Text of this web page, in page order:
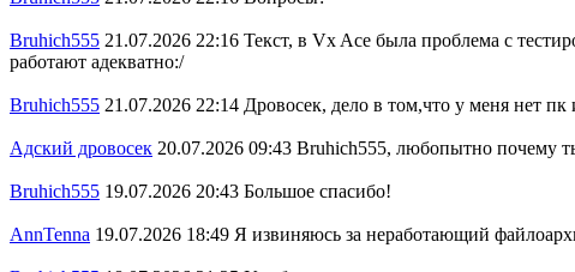
Bruhich555 21.07.2026 22:16 Текст, в Vx Ace была проблема с
работают адекватно:/
Bruhich555 21.07.2026 22:14 Дровосек, дело в том,что у меня нет
Адский дровосек 20.07.2026 09:43 Bruhich555, любопытно почему
Bruhich555 19.07.2026 20:43 Большое спасибо!
AnnTenna 19.07.2026 18:49 Я извиняюсь за неработающий